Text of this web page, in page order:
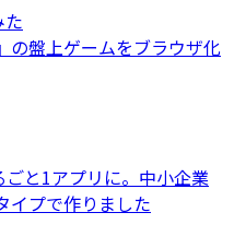
盤上ゲームをブラウザ化
と1アプリに。中小企業
イプで作りました